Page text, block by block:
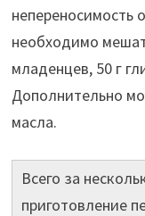
непереносимость
необходимо
младенцев, 50 г
Дополнительно
масла.
Всего за
приготовление